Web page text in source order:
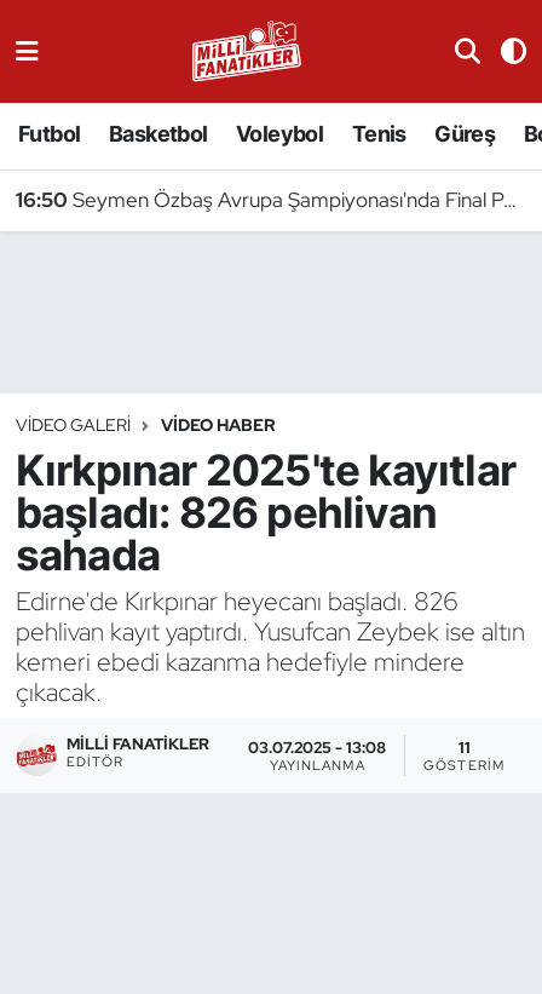
Futbol Basketbol Voleybol Tenis Güreş
16:50 Seymen Özbaş Avrupa Şampiyonası'nda Final Peşinde
VIDEO GALERI VIDEO HABER
Kırkpınar 2025'te kayıtlar
başladı: 826 pehlivan
sahada
Edirne'de Kırkpınar heyecanı başladı. 826
pehlivan kayıt yaptırdı. Yusufcan Zeybek ise altın
kemeri ebedi kazanma hedefiyle mindere
çıkacak.
MILLI FANATIKLER
EDITÖR
03.07.2025 - 13:08
YAYINLANMA
11
GÖSTERIM
Badminton
Binicilik
Bisiklet
Bocce Bowling Dart
Boks
Briç
Buz Hokeyi